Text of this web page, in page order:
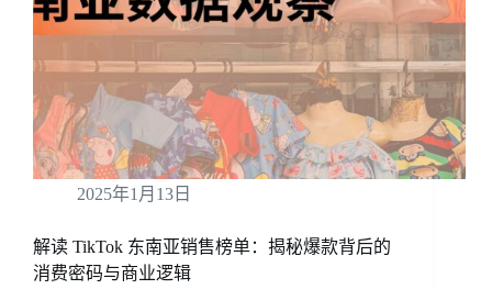
2025年1月13日
解读 TikTok 东南亚销售榜单：揭秘爆款背后的
消费密码与商业逻辑